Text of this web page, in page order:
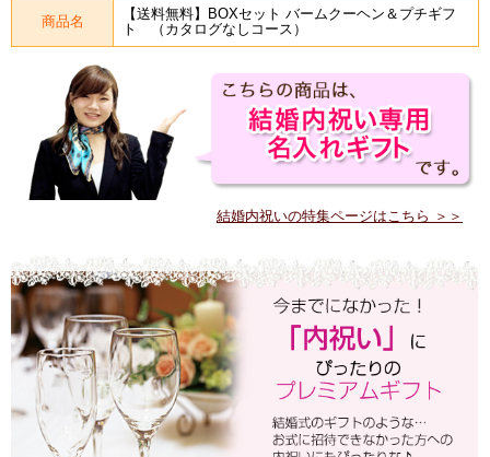
商品名
【送料無料】BOXセット バームクーヘン＆プチギフ
ト （カタログなしコース）
結婚内祝いの特集ページはこちら ＞＞